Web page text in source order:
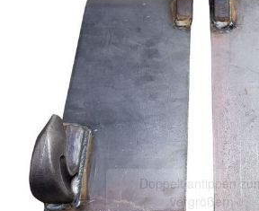
Doppelt antippen
vergrößern